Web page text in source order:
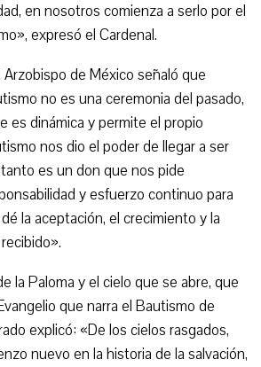
en nosotros comienza a serlo por el
expresó el Cardenal.
de México señaló que
no es una ceremonia del pasado,
es dinámica y permite el propio
nos dio el poder de llegar a ser
es un don que nos pide
y esfuerzo continuo para
la aceptación, el crecimiento y la
la Paloma y el cielo que se abre, que
que narra el Bautismo de
explicó: «De los cielos rasgados,
nuevo en la historia de la salvación,